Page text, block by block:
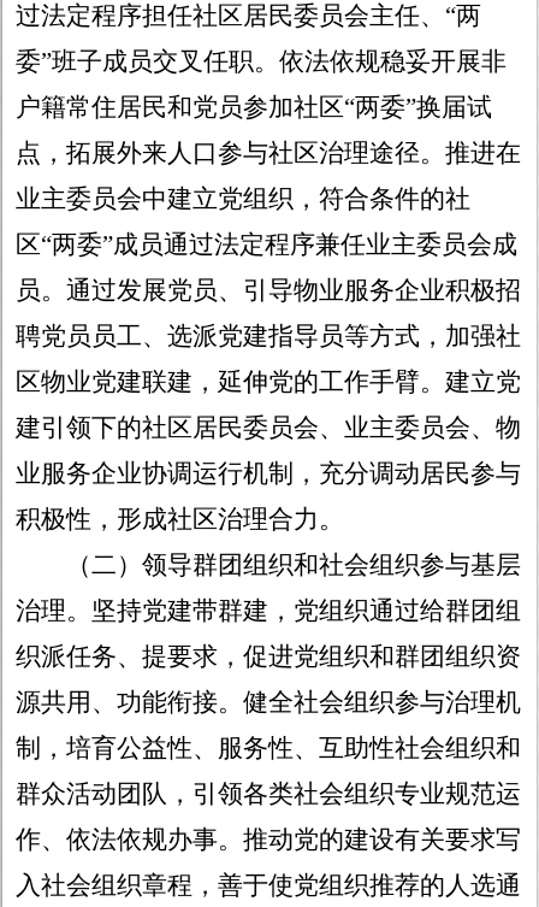
过法定程序担任社区居民委员会主任、“两
委”班子成员交叉任职。依法依规稳妥开展非
户籍常住居民和党员参加社区“两委”换届试
点，拓展外来人口参与社区治理途径。推进在
业主委员会中建立党组织，符合条件的社
区“两委”成员通过法定程序兼任业主委员会成
员。通过发展党员、引导物业服务企业积极招
聘党员员工、选派党建指导员等方式，加强社
区物业党建联建，延伸党的工作手臂。建立党
建引领下的社区居民委员会、业主委员会、物
业服务企业协调运行机制，充分调动居民参与
积极性，形成社区治理合力。
（二）领导群团组织和社会组织参与基层
治理。 坚持党建带群建，党组织通过给群团组
织派任务、提要求，促进党组织和群团组织资
源共用、功能衔接。健全社会组织参与治理机
制，培育公益性、服务性、互助性社会组织和
群众活动团队，引领各类社会组织专业规范运
作、依法依规办事。推动党的建设有关要求写
入社会组织章程，善于使党组织推荐的人选通